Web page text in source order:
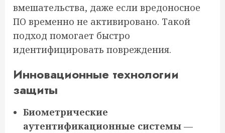
вмешательства, даже если вредоносное
ПО временно не активировано. Такой
подход помогает быстро
идентифицировать повреждения.
Инновационные технологии
защиты
Биометрические
аутентификационные системы —